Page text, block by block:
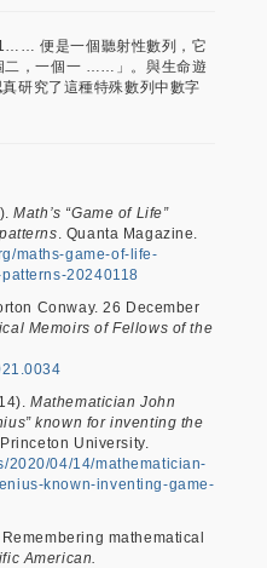
便是一個聽射性數列，它
二，一個一 ……」。與生命遊
研究了這種特殊數列中數字
Math’s “Game of Life”
. Quanta Magazine.
maths-game-of-life-
20240118
Conway. 26 December
Memoirs of Fellows of the
Mathematician John
known for inventing the
. Princeton University.
2020/04/14/mathematician-
known-inventing-game-
mathematical
American.